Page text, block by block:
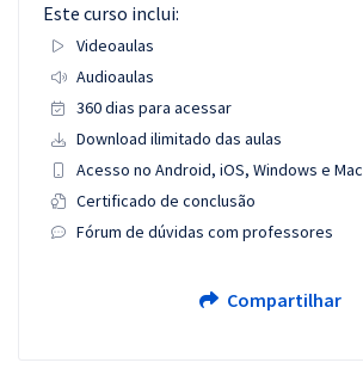
Este curso inclui:
Videoaulas
Audioaulas
360 dias para acessar
Download ilimitado das aulas
Acesso no Android, iOS, Windows e Mac
Certificado de conclusão
Fórum de dúvidas com professores
Compartilhar